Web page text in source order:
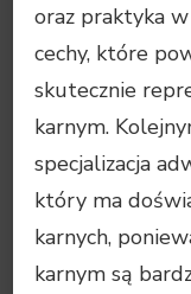
oraz praktyka
cechy, które
skutecznie
karnym.
specjalizacja
który ma
karnych,
karnym są